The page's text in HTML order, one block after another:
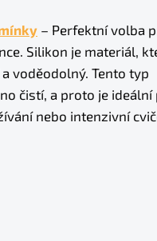
– Perfektní volba
Silikon je materiál,
voděodolný. Tento typ
čistí, a proto je ideální
nebo intenzivní